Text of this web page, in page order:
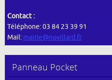
Contact :
Téléphone: 03 84 23 39 91
Mail: mairie@novillard.fr
Panneau Pocket